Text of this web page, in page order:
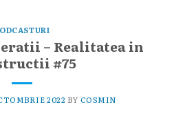
– Realitatea in
#75
2022 BY COSMIN